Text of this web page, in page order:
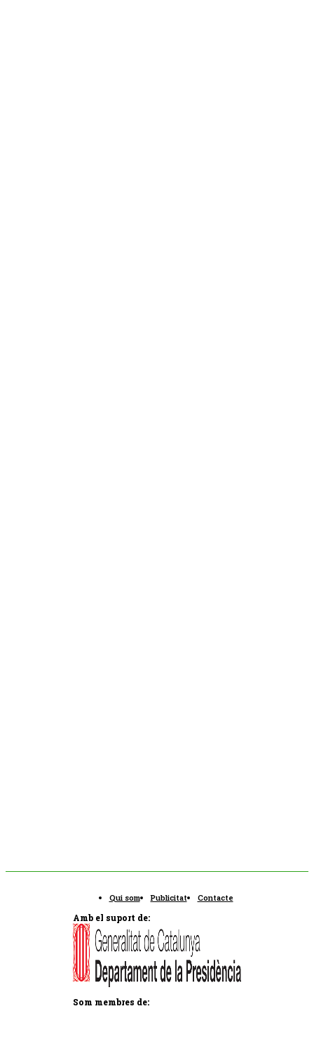
Qui som Publicitat Contacte
Amb el suport de:
Som membres de: